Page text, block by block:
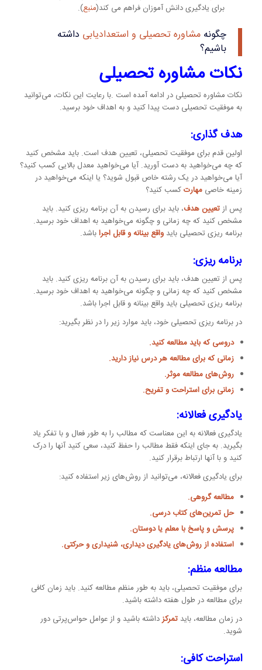
برای یادگیری دانش آموزان فراهم می کند(منبع).
چگونه مشاوره تحصیلی و استعدادیابی داشته
باشیم؟
نکات مشاوره تحصیلی
نکات مشاوره تحصیلی در ادامه آمده است .با رعایت این نکات، می‌توانید
به موفقیت تحصیلی دست پیدا کنید و به اهداف خود برسید.
هدف گذاری:
اولین قدم برای موفقیت تحصیلی، تعیین هدف است. باید مشخص کنید
که چه می‌خواهید به دست آورید. آیا می‌خواهید معدل بالایی کسب کنید؟
آیا می‌خواهید در یک رشته خاص قبول شوید؟ یا اینکه می‌خواهید در
زمینه خاصی مهارتکسب کنید؟
پس ازتعیین هدف، باید برای رسیدن به آن برنامه ریزی کنید. باید
مشخص کنید که چه زمانی و چگونه می‌خواهید به اهداف خود برسید.
برنامه ریزی تحصیلی باید واقع بینانه و قابل اجراباشد.
برنامه ریزی:
پس از تعیین هدف، باید برای رسیدن به آن برنامه ریزی کنید. باید
مشخص کنید که چه زمانی و چگونه می‌خواهید به اهداف خود برسید.
برنامه ریزی تحصیلی باید واقع بینانه و قابل اجرا باشد.
در برنامه ریزی تحصیلی خود، باید موارد زیر را در نظر بگیرید:
دروسی که باید مطالعه کنید.
زمانی که برای مطالعه هر درس نیاز دارید.
روش‌های مطالعه موثر.
زمانی برای استراحت و تفریح.
یادگیری فعالانه:
یادگیری فعالانه به این معناست که مطالب را به طور فعال و با تفکر یاد
بگیرید. به جای اینکه فقط مطالب را حفظ کنید، سعی کنید آنها را درک
کنید و با آنها ارتباط برقرار کنید.
برای یادگیری فعالانه، می‌توانید از روش‌های زیر استفاده کنید:
مطالعه گروهی.
حل تمرین‌های کتاب درسی.
پرسش و پاسخ با معلم یا دوستان.
استفاده از روش‌های یادگیری دیداری، شنیداری و حرکتی.
مطالعه منظم:
برای موفقیت تحصیلی، باید به طور منظم مطالعه کنید. باید زمان کافی
برای مطالعه در طول هفته داشته باشید.
در زمان مطالعه، باید تمرکزداشته باشید و از عوامل حواس‌پرتی دور
شوید.
استراحت کافی: